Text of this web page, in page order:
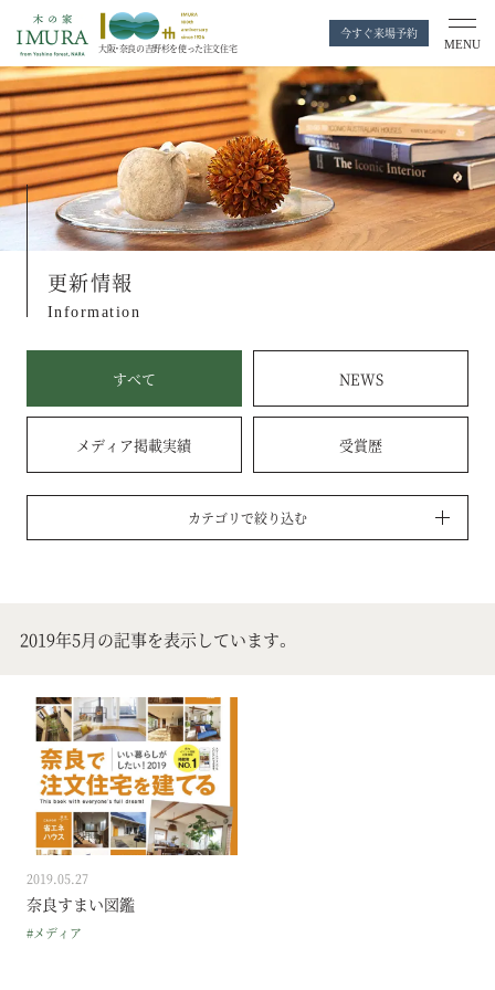
大阪・奈良の吉野杉を使った注文住宅
今すぐ来場予約
MENU
更新情報
Information
すべて NEWS
メディア掲載実績 受賞歴
カテゴリで絞り込む
2019年5月の記事を表示しています。
2019.05.27
奈良すまい図鑑
#メディア